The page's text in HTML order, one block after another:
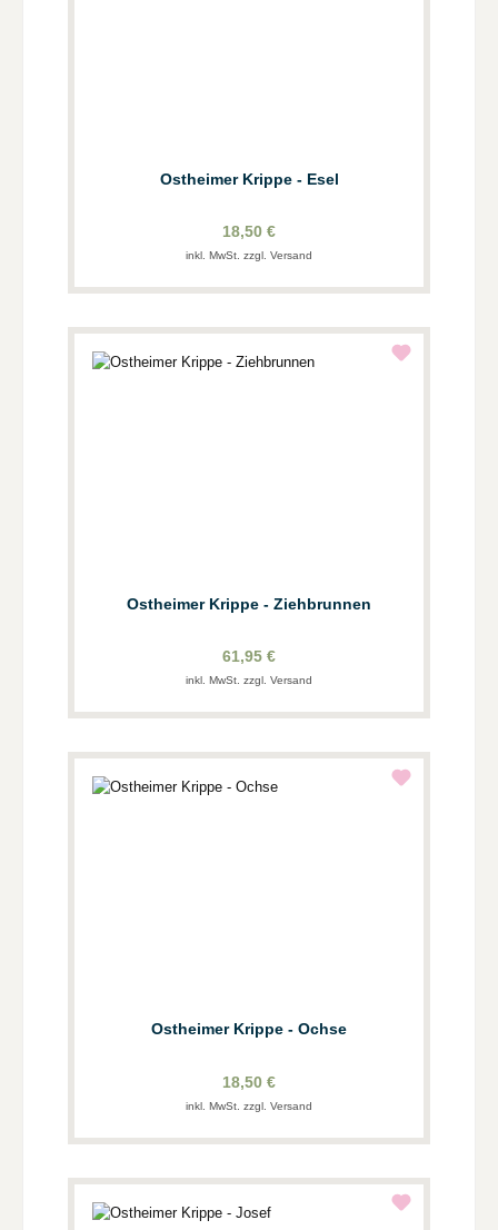
Ostheimer Krippe - Esel
18,50 €
inkl. MwSt. zzgl. Versand
Ostheimer Krippe - Ziehbrunnen
61,95 €
inkl. MwSt. zzgl. Versand
Ostheimer Krippe - Ochse
18,50 €
inkl. MwSt. zzgl. Versand